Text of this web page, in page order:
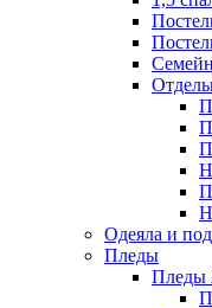
Одеяла и
Пледы
Пледы